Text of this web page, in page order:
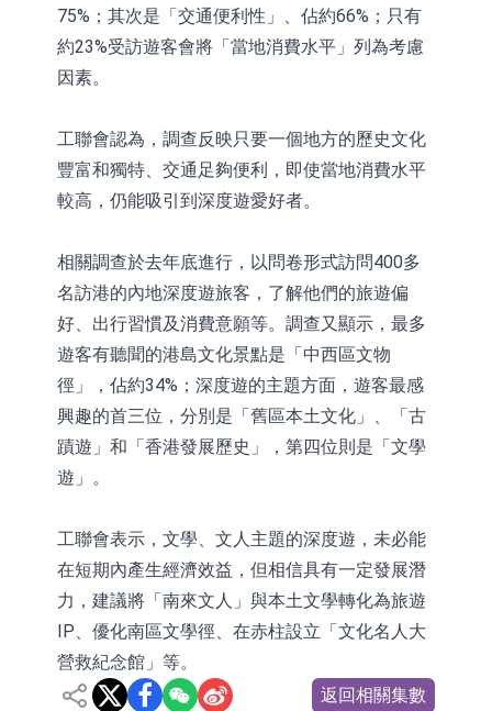
(02286.HK)漲+64.91%
100%
【異動股】焦炭Ⅲ板塊下挫，陝西黑
貓(601015.CN)跌8.38%
浙江證監局對財通證券股份有限公司
75%；其次是「交通便利性」、佔約66%；只有
約23%受訪遊客會將「當地消費水平」列為考慮
因素。
工聯會認為，調查反映只要一個地方的歷史文化
豐富和獨特、交通足夠便利，即使當地消費水平
較高，仍能吸引到深度遊愛好者。
相關調查於去年底進行，以問卷形式訪問400多
名訪港的內地深度遊旅客，了解他們的旅遊偏
好、出行習慣及消費意願等。調查又顯示，最多
遊客有聽聞的港島文化景點是「中西區文物
徑」，佔約34%；深度遊的主題方面，遊客最感
興趣的首三位，分別是「舊區本土文化」、「古
蹟遊」和「香港發展歷史」，第四位則是「文學
遊」。
工聯會表示，文學、文人主題的深度遊，未必能
在短期內產生經濟效益，但相信具有一定發展潛
力，建議將「南來文人」與本土文學轉化為旅遊
IP、優化南區文學徑、在赤柱設立「文化名人大
營救紀念館」等。
返回相關集數